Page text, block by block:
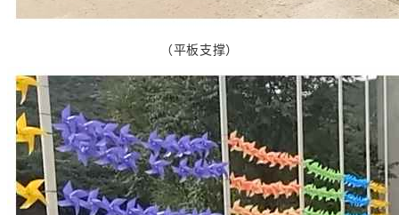
（平板支撑）